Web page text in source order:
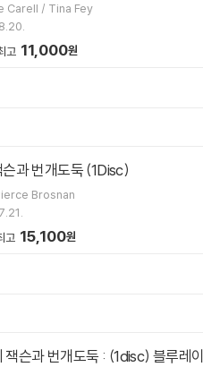
Shawn Levy / Steve Carell / Tina Fey
고 11,000원
과 번개도둑 (1Disc)
Brosnan
고 15,100원
잭슨과 번개도둑 : (1disc) 블루레이